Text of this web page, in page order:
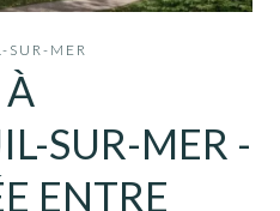
MER
SUR-MER -
ENTRE